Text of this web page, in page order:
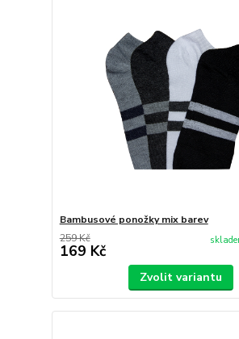
Bambusové ponožky mix barev
259 Kč
169 Kč
Zvolit variantu